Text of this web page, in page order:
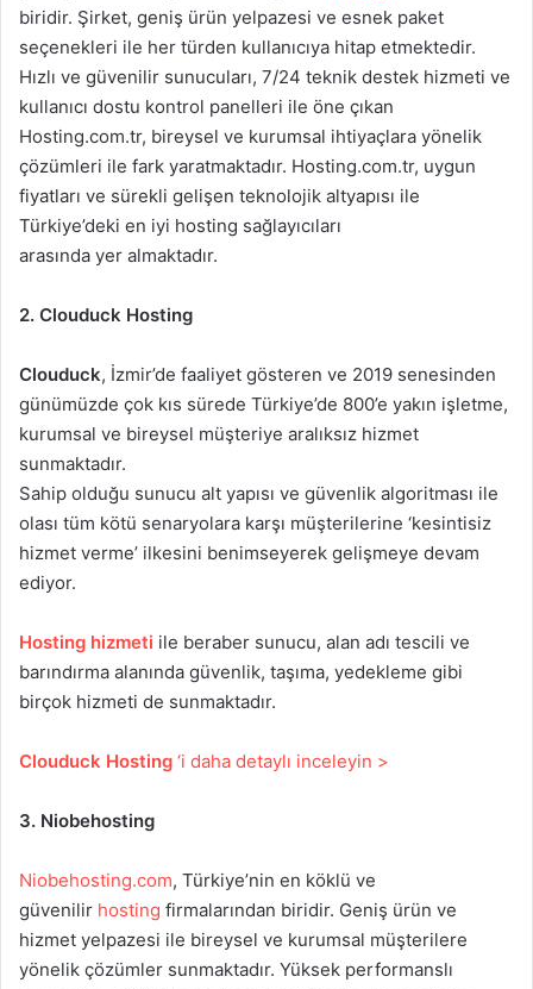
biridir. Şirket, geniş ürün yelpazesi ve esnek paket
seçenekleri ile her türden kullanıcıya hitap etmektedir.
Hızlı ve güvenilir sunucuları, 7/24 teknik destek hizmeti ve
kullanıcı dostu kontrol panelleri ile öne çıkan
Hosting.com.tr, bireysel ve kurumsal ihtiyaçlara yönelik
çözümleri ile fark yaratmaktadır. Hosting.com.tr, uygun
fiyatları ve sürekli gelişen teknolojik altyapısı ile
Türkiye’deki en iyi hosting sağlayıcıları
arasında yer almaktadır.
2. Clouduck Hosting
Clouduck, İzmir’de faaliyet gösteren ve 2019 senesinden
günümüzde çok kıs sürede Türkiye’de 800’e yakın işletme,
kurumsal ve bireysel müşteriye aralıksız hizmet
sunmaktadır.
Sahip olduğu sunucu alt yapısı ve güvenlik algoritması ile
olası tüm kötü senaryolara karşı müşterilerine ‘kesintisiz
hizmet verme’ ilkesini benimseyerek gelişmeye devam
ediyor.
Hosting hizmeti ile beraber sunucu, alan adı tescili ve
barındırma alanında güvenlik, taşıma, yedekleme gibi
birçok hizmeti de sunmaktadır.
Clouduck Hosting ‘i daha detaylı inceleyin >
3. Niobehosting
Niobehosting.com, Türkiye’nin en köklü ve
güvenilir hosting firmalarından biridir. Geniş ürün ve
hizmet yelpazesi ile bireysel ve kurumsal müşterilere
yönelik çözümler sunmaktadır. Yüksek performanslı